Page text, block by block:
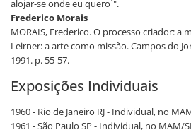
alojar-se onde eu quero´".
Frederico Morais
MORAIS, Frederico. O processo criador: a
Leirner: a arte como missão. Campos do
1991. p. 55-57.
Exposições Individuais
1960 - Rio de Janeiro RJ - Individual, no
1961 - São Paulo SP - Individual, no MAM/